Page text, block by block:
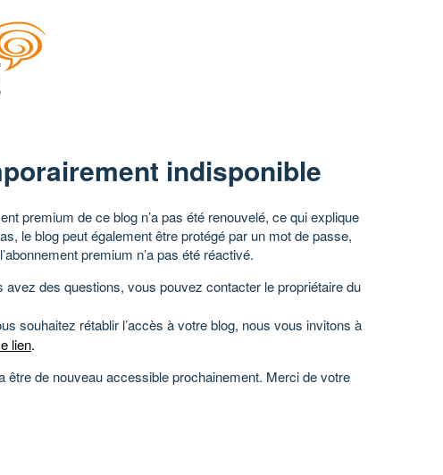
indisponible
premium de ce blog n’a pas été renouvelé, ce qui explique
le blog peut également être protégé par un mot de passe,
premium n’a pas été réactivé.
avez des questions, vous pouvez contacter le propriétaire du
souhaitez rétablir l’accès à votre blog, nous vous invitons à
lien.
être de nouveau accessible prochainement. Merci de votre